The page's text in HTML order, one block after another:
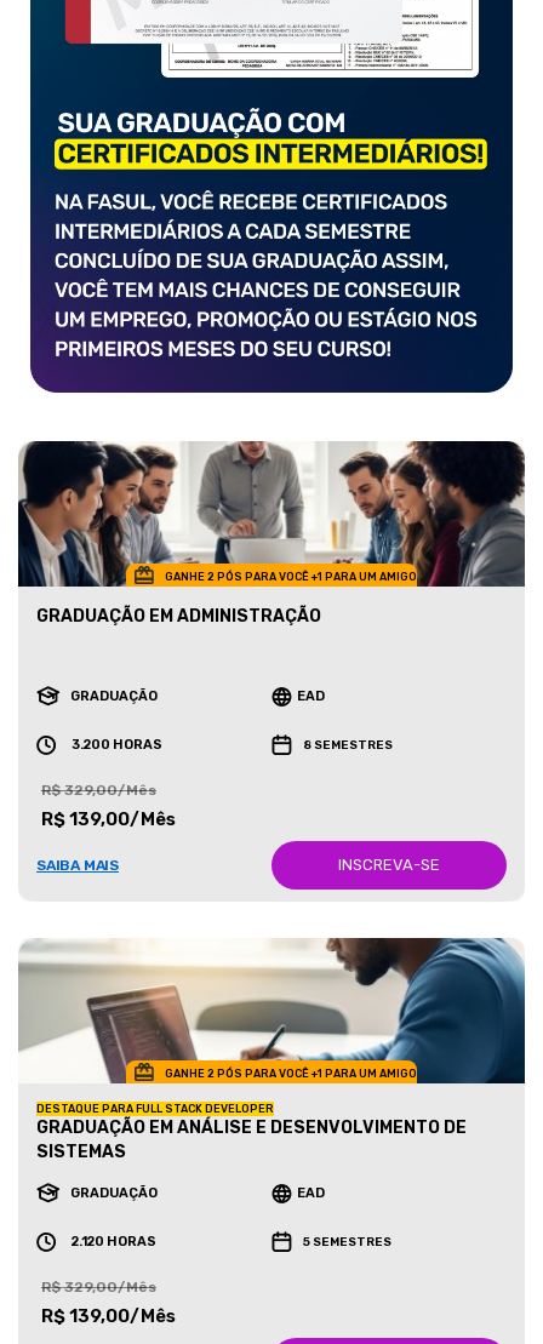
GANHE 2 PÓS PARA VOCÊ +1 PARA UM AMIGO
GRADUAÇÃO EM ADMINISTRAÇÃO
GRADUAÇÃO EAD
3.200 HORAS 8 SEMESTRES
R$ 329,00/Mês
R$ 139,00/Mês
SAIBA MAIS INSCREVA-SE
GANHE 2 PÓS PARA VOCÊ +1 PARA UM AMIGO
DESTAQUE PARA FULL STACK DEVELOPER
GRADUAÇÃO EM ANÁLISE E DESENVOLVIMENTO DE
SISTEMAS
GRADUAÇÃO EAD
2.120 HORAS 5 SEMESTRES
R$ 329,00/Mês
R$ 139,00/Mês